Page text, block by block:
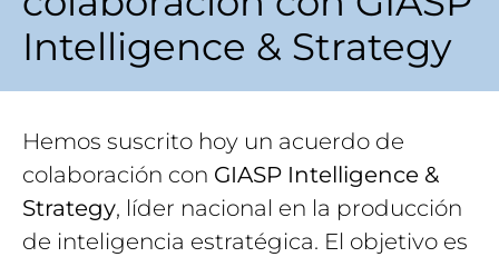
Intelligence & Strategy
Hemos suscrito hoy un acuerdo de
colaboración con GIASP Intelligence &
Strategy, líder nacional en la producción
de inteligencia estratégica. El objetivo es